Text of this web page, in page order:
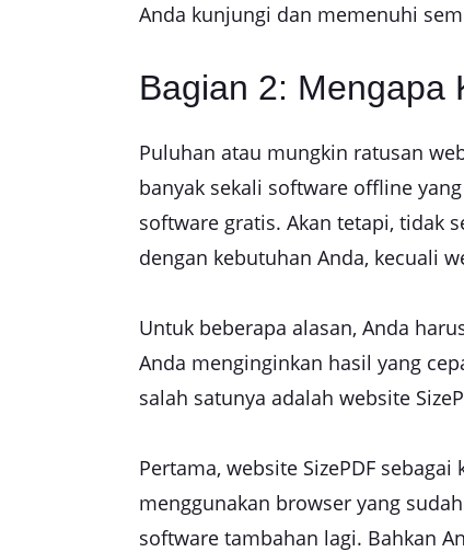
Anda kunjungi dan memenuhi
Bagian 2: Mengapa
Puluhan atau mungkin ratusan
banyak sekali software offline
software gratis. Akan tetapi, tidak
dengan kebutuhan Anda, kecuali
Untuk beberapa alasan, Anda
Anda menginginkan hasil yang
salah satunya adalah website
Pertama, website SizePDF
menggunakan browser yang
software tambahan lagi. Bahkan